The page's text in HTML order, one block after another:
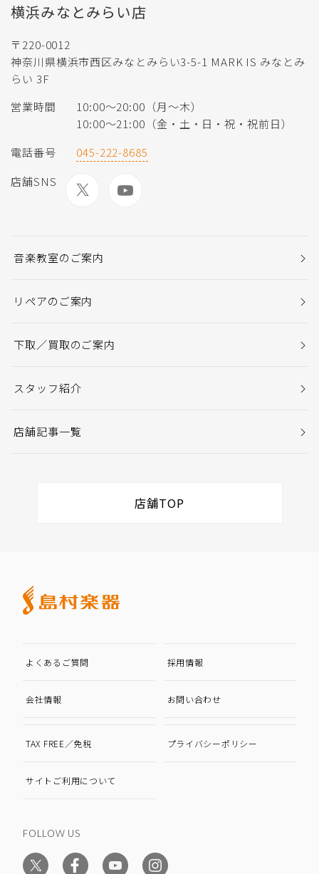
横浜みなとみらい店
〒220-0012
神奈川県横浜市西区みなとみらい3-5-1 MARK IS みなとみ
らい 3F
営業時間
10:00〜20:00（月〜木）
10:00〜21:00（金・土・日・祝・祝前日）
電話番号
045-222-8685
店舗SNS
音楽教室のご案内
リペアのご案内
下取／買取のご案内
スタッフ紹介
店舗記事一覧
店舗TOP
よくあるご質問 採用情報
会社情報 お問い合わせ
TAX FREE／免税 プライバシーポリシー
サイトご利用について
FOLLOW US